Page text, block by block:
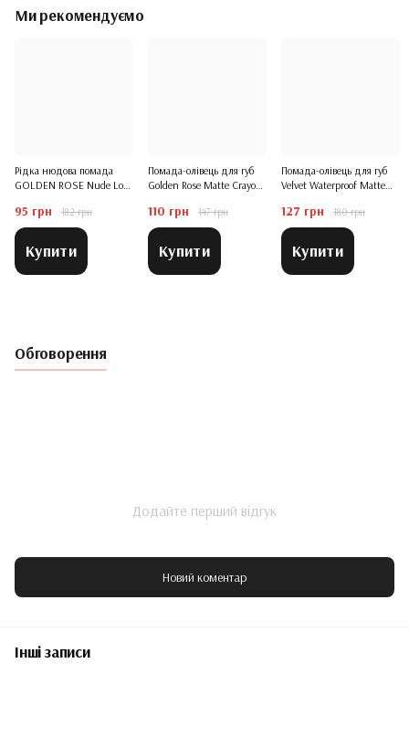
Ми рекомендуємо
Рідка нюдова помада
GOLDEN ROSE Nude Look
Nude Delight
95 грн 182 грн
Купити
Помада-олівець для губ
Golden Rose Matte Crayon
110 грн 147 грн
Купити
Помада-олівець для губ
Velvet Waterproof Matte
127 грн 180 грн
Купити
Обговорення
Додайте перший відгук
Новий коментар
Інші записи